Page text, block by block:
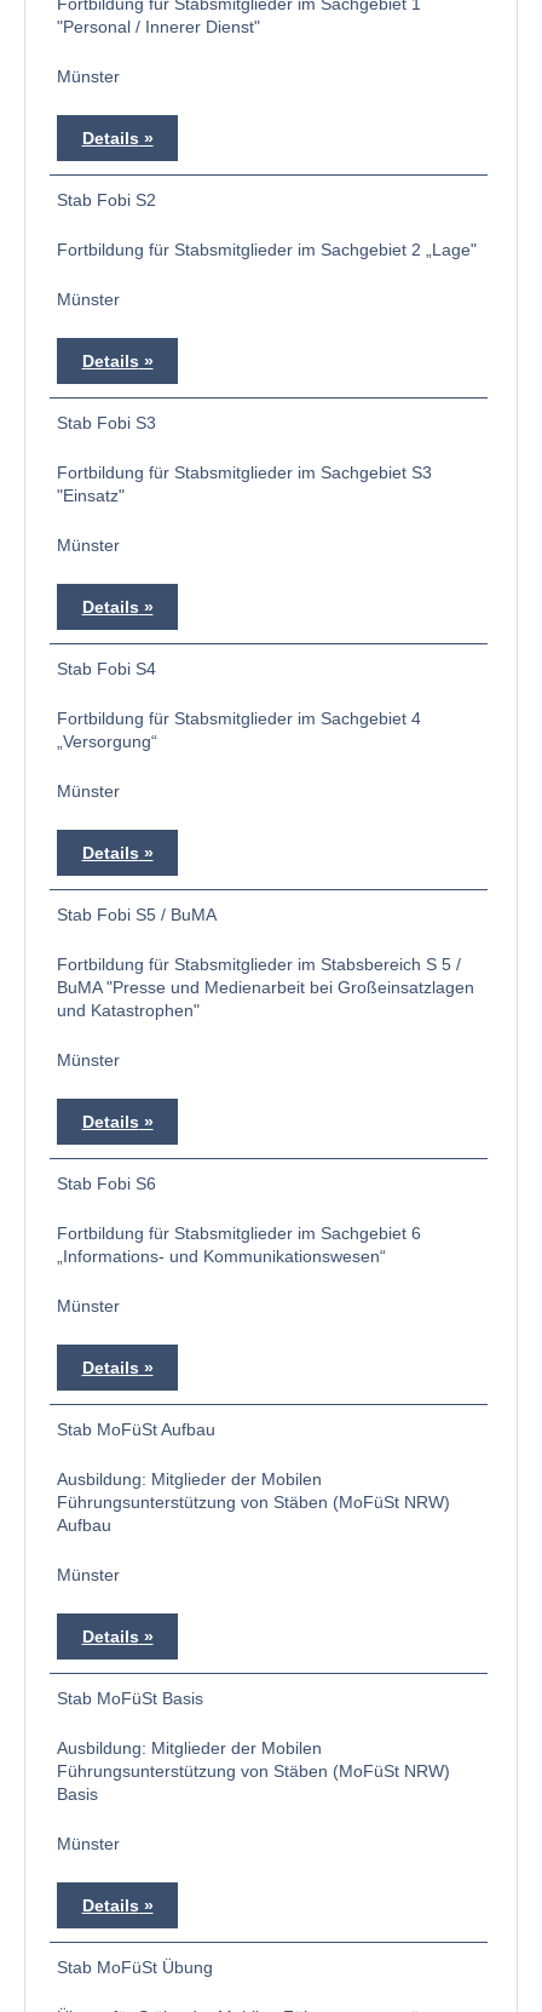
"Personal / Innerer Dienst"
Münster
Details
Stab Fobi S2
Fortbildung für Stabsmitglieder im Sachgebiet 2 „Lage"
Münster
Details
Stab Fobi S3
Fortbildung für Stabsmitglieder im Sachgebiet S3
"Einsatz"
Münster
Details
Stab Fobi S4
Fortbildung für Stabsmitglieder im Sachgebiet 4
„Versorgung“
Münster
Details
Stab Fobi S5 / BuMA
Fortbildung für Stabsmitglieder im Stabsbereich S 5 /
BuMA "Presse und Medienarbeit bei Großeinsatzlagen
und Katastrophen"
Münster
Details
Stab Fobi S6
Fortbildung für Stabsmitglieder im Sachgebiet 6
„Informations- und Kommunikationswesen“
Münster
Details
Stab MoFüSt Aufbau
Ausbildung: Mitglieder der Mobilen
Führungsunterstützung von Stäben (MoFüSt NRW)
Aufbau
Münster
Details
Stab MoFüSt Basis
Ausbildung: Mitglieder der Mobilen
Führungsunterstützung von Stäben (MoFüSt NRW)
Basis
Münster
Details
Stab MoFüSt Übung